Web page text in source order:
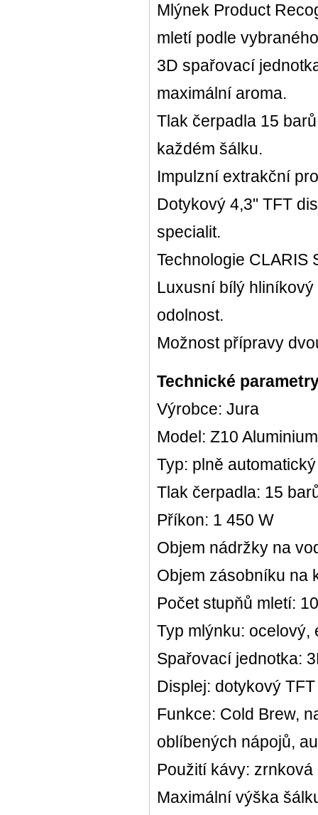
Mlýnek Product
mletí podle
3D spařovací
maximální aroma.
Tlak čerpadla 15
každém šálku.
Impulzní extrakční
Dotykový 4,3" TFT
specialit.
Technologie CLARIS
Luxusní bílý
odolnost.
Možnost přípravy
Technické
Výrobce: Jura
Model: Z10
Typ: plně
Tlak čerpadla: 15
Příkon: 1 450 W
Objem nádržky na
Objem zásobníku na
Počet stupňů mletí: 10
Typ mlýnku: ocelový,
Spařovací jednotka:
Displej: dotykový
Funkce: Cold Brew,
oblíbených nápojů,
Použití kávy: zrnková
Maximální výška